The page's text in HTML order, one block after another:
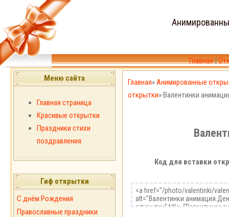
Главная|
Меню сайта
Главная страница
Красивые открытки
Праздники стихи
поздравления
Гиф открытки
С днём Рождения
Православные праздники
Главная»Анимированные
открытки» Валентинки
Код для вставки